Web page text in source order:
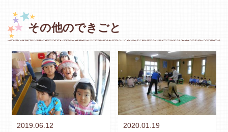
その他のできごと
2019.06.12 2020.01.19